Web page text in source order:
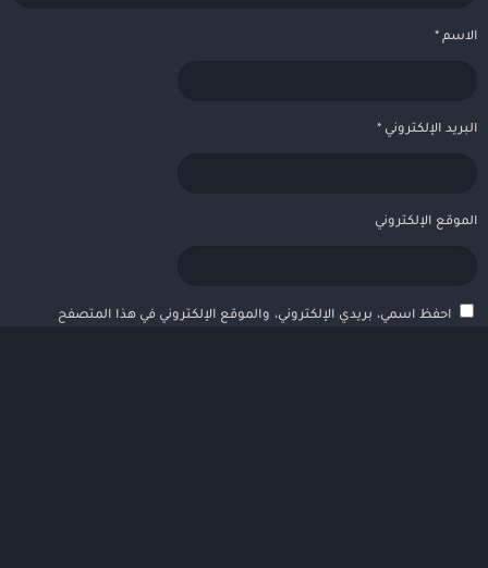
الاسم *
البريد الإلكتروني *
الموقع الإلكتروني
احفظ اسمي، بريدي الإلكتروني، والموقع الإلكتروني في هذا المتصفح